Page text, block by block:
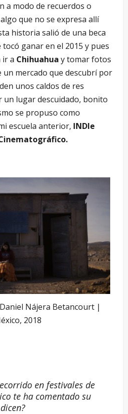
a modo de recuerdos o
que no se expresa allí
historia salió de una beca
tocó ganar en el 2015 y pues
ir a Chihuahua y tomar fotos
un mercado que descubrí por
unos caldos de res
un lugar descuidado, bonito
se propuso como
escuela anterior, INDIe
Nájera Betancourt |
2018
en festivales de
te ha comentado su